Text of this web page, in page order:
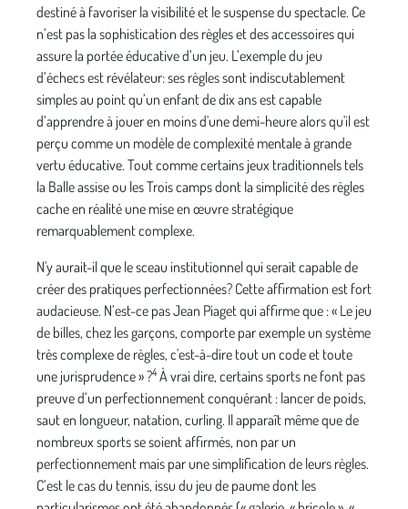
destiné à favoriser la visibilité et le suspense du spectacle. Ce
n’est pas la sophistication des règles et des accessoires qui
assure la portée éducative d’un jeu. L’exemple du jeu
d’échecs est révélateur: ses règles sont indiscutablement
simples au point qu’un enfant de dix ans est capable
d’apprendre à jouer en moins d'une demi-heure alors qu'il est
perçu comme un modèle de complexité mentale à grande
vertu éducative. Tout comme certains jeux traditionnels tels
la Balle assise ou les Trois camps dont la simplicité des règles
cache en réalité une mise en œuvre stratégique
remarquablement complexe.
N'y aurait-il que le sceau institutionnel qui serait capable de
créer des pratiques perfectionnées? Cette affirmation est fort
audacieuse. N’est-ce pas Jean Piaget qui affirme que : « Le jeu
de billes, chez les garçons, comporte par exemple un système
très complexe de règles, c'est-à-dire tout un code et toute
une jurisprudence » ?4 À vrai dire, certains sports ne font pas
preuve d’un perfectionnement conquérant : lancer de poids,
saut en longueur, natation, curling. Il apparaît même que de
nombreux sports se soient affirmés, non par un
perfectionnement mais par une simplification de leurs règles.
C’est le cas du tennis, issu du jeu de paume dont les